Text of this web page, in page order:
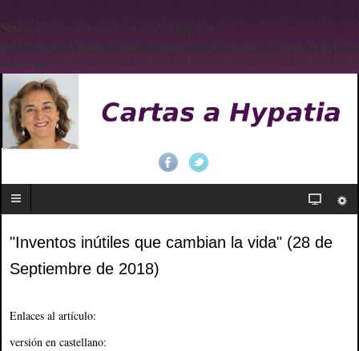
Notice : Undefined variable: enhancedOutput in
/var/www/html/hypatia/plugins/system/GoogleAnalytics/
on line 56
"Inventos inútiles que cambian la vida" (28 de
Septiembre de 2018)
Enlaces al artículo:
versión en castellano: